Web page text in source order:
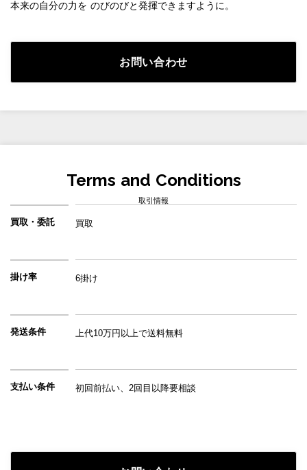
本来の自分の力を のびのびと発揮できますように。
お問い合わせ
Terms and Conditions
取引情報
買取・委託 買取
掛け率 6掛け
発送条件 上代10万円以上で送料無料
支払い条件 初回前払い、2回目以降要相談